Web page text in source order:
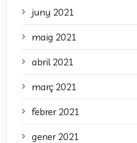
juny 2021
maig 2021
abril 2021
març 2021
febrer 2021
gener 2021